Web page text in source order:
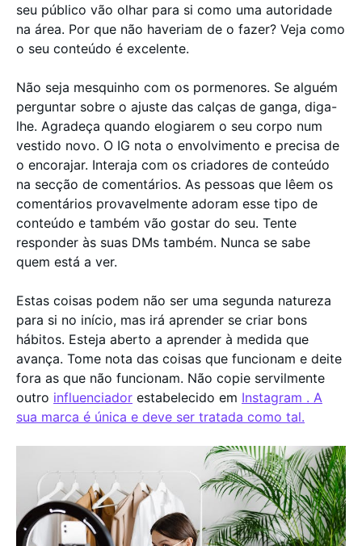
seu público vão olhar para si como uma autoridade
na área. Por que não haveriam de o fazer? Veja como
o seu conteúdo é excelente.
Não seja mesquinho com os pormenores. Se alguém
perguntar sobre o ajuste das calças de ganga, diga-
lhe. Agradeça quando elogiarem o seu corpo num
vestido novo. O IG nota o envolvimento e precisa de
o encorajar. Interaja com os criadores de conteúdo
na secção de comentários. As pessoas que lêem os
comentários provavelmente adoram esse tipo de
conteúdo e também vão gostar do seu. Tente
responder às suas DMs também. Nunca se sabe
quem está a ver.
Estas coisas podem não ser uma segunda natureza
para si no início, mas irá aprender se criar bons
hábitos. Esteja aberto a aprender à medida que
avança. Tome nota das coisas que funcionam e deite
fora as que não funcionam. Não copie servilmente
outro influenciador estabelecido em Instagram . A
sua marca é única e deve ser tratada como tal.